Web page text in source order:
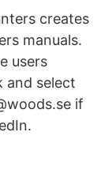
creates
manuals.
users
and select
if